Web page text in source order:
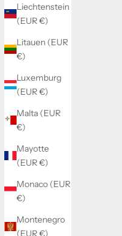
Liechtenstein
(EUR €)
Litauen (EUR
€)
Luxemburg
(EUR €)
Malta (EUR
€)
Mayotte
(EUR €)
Monaco (EUR
€)
Montenegro
(EUR €)